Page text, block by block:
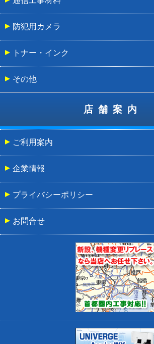
防犯用カメラ
トナー・インク
その他
店舗案内
ご利用案内
企業情報
プライバシーポリシー
お問合せ